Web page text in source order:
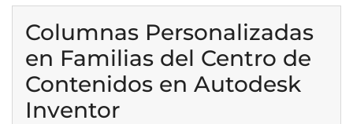
Columnas Personalizadas
en Familias del Centro de
Contenidos en Autodesk
Inventor